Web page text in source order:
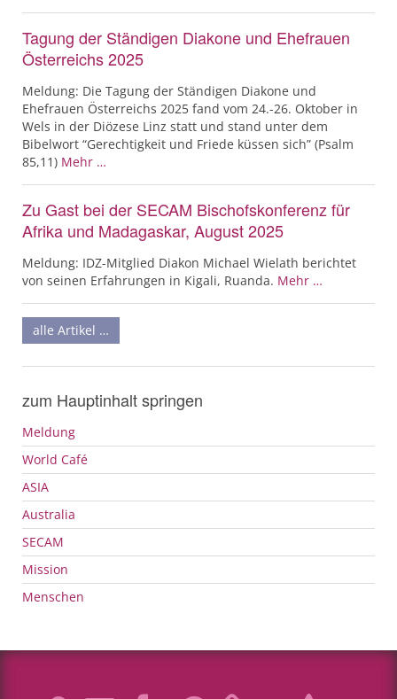
Tagung der Ständigen Diakone und Ehefrauen
Österreichs 2025
Meldung: Die Tagung der Ständigen Diakone und
Ehefrauen Österreichs 2025 fand vom 24.-26. Oktober in
Wels in der Diözese Linz statt und stand unter dem
Bibelwort “Gerechtigkeit und Friede küssen sich” (Psalm
85,11) Mehr …
Zu Gast bei der SECAM Bischofskonferenz für
Afrika und Madagaskar, August 2025
Meldung: IDZ-Mitglied Diakon Michael Wielath berichtet
von seinen Erfahrungen in Kigali, Ruanda. Mehr …
alle Artikel …
zum Hauptinhalt springen
Meldung
World Café
ASIA
Australia
SECAM
Mission
Menschen